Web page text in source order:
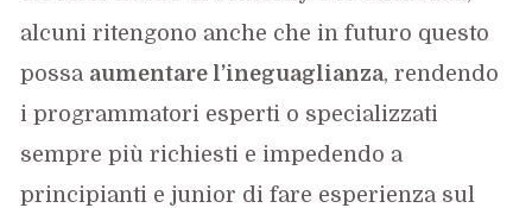
alcuni ritengono anche che in futuro questo
possa aumentare l’ineguaglianza, rendendo
i programmatori esperti o specializzati
sempre più richiesti e impedendo a
principianti e junior di fare esperienza sul